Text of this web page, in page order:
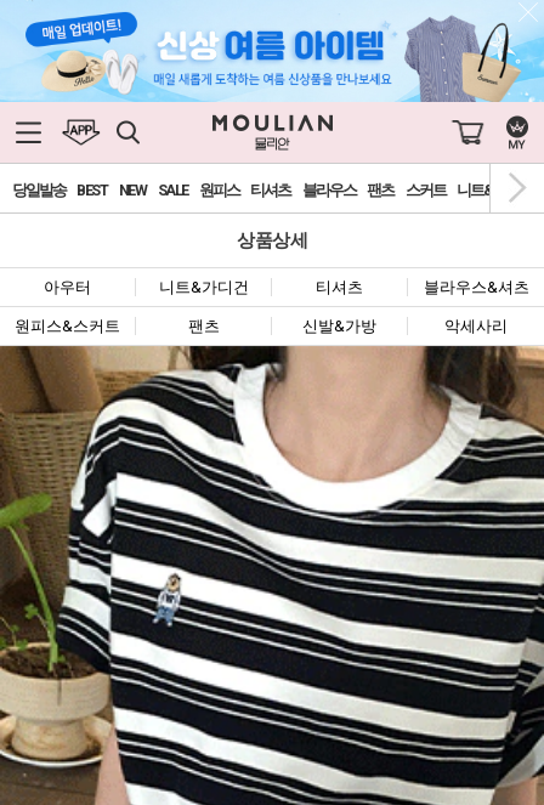
당일발송 BEST NEW SALE 원피스 티셔츠 블라우스 팬츠 스커트 니트&가디건
상품상세
아우터 니트&가디건 티셔츠 블라우스&셔츠
원피스&스커트 팬츠 신발&가방 악세사리